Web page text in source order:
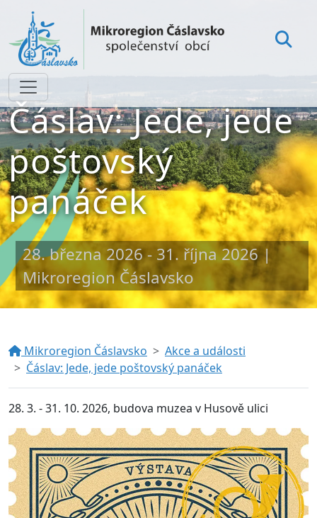
Čáslav: Jede, jede
poštovský
panáček
28. března 2026 - 31. října 2026|
Mikroregion Čáslavsko
Mikroregion Čáslavsko
Akce a události
Čáslav: Jede, jede poštovský panáček
28. 3. - 31. 10. 2026, budova muzea v Husově ulici